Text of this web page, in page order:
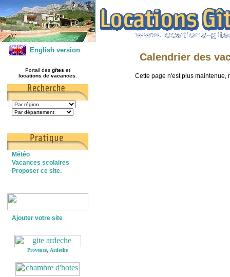
English version
Portail des gîtes et
locations de vacances
Météo
Vacances scolaires
Proposer ce site.
Ajouter votre site
Provence, Ardeche
Calendrier des
Cette page n'est plus maintenue,